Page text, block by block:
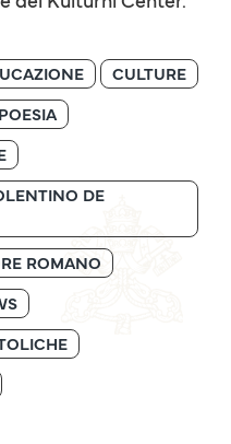
CULTURE
POESIA
DE
ROMANO